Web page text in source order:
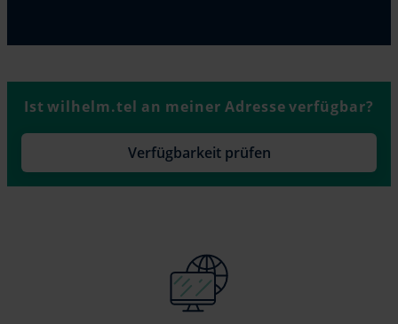
Ist wilhelm.tel an meiner Adresse verfügbar?
Verfügbarkeit prüfen